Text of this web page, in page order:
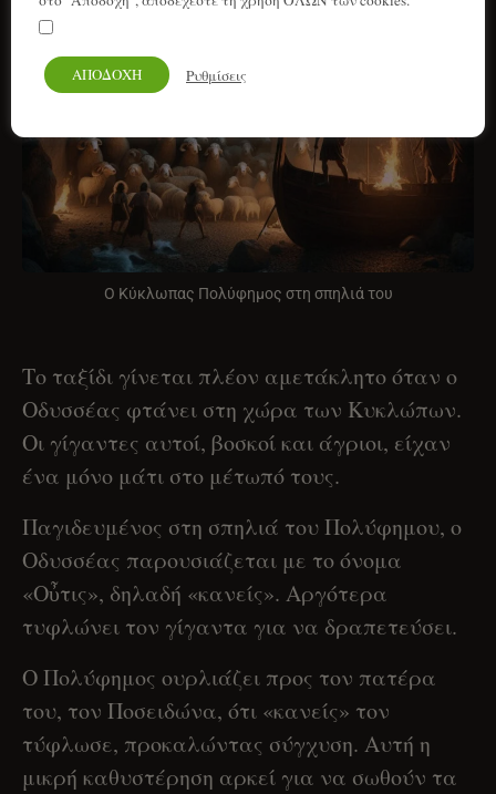
Ο Κύκλωπας Πολύφημος στη σπηλιά του
Το ταξίδι γίνεται πλέον αμετάκλητο όταν ο
Οδυσσέας φτάνει στη χώρα των Κυκλώπων.
Οι γίγαντες αυτοί, βοσκοί και άγριοι, είχαν
ένα μόνο μάτι στο μέτωπό τους.
Παγιδευμένος στη σπηλιά του Πολύφημου, ο
Οδυσσέας παρουσιάζεται με το όνομα
«Οὖτις», δηλαδή «κανείς». Αργότερα
τυφλώνει τον γίγαντα για να δραπετεύσει.
Ο Πολύφημος ουρλιάζει προς τον πατέρα
του, τον Ποσειδώνα, ότι «κανείς» τον
τύφλωσε, προκαλώντας σύγχυση. Αυτή η
μικρή καθυστέρηση αρκεί για να σωθούν τα
ΑΠΟΔΟΧΗ Ρυθμίσεις